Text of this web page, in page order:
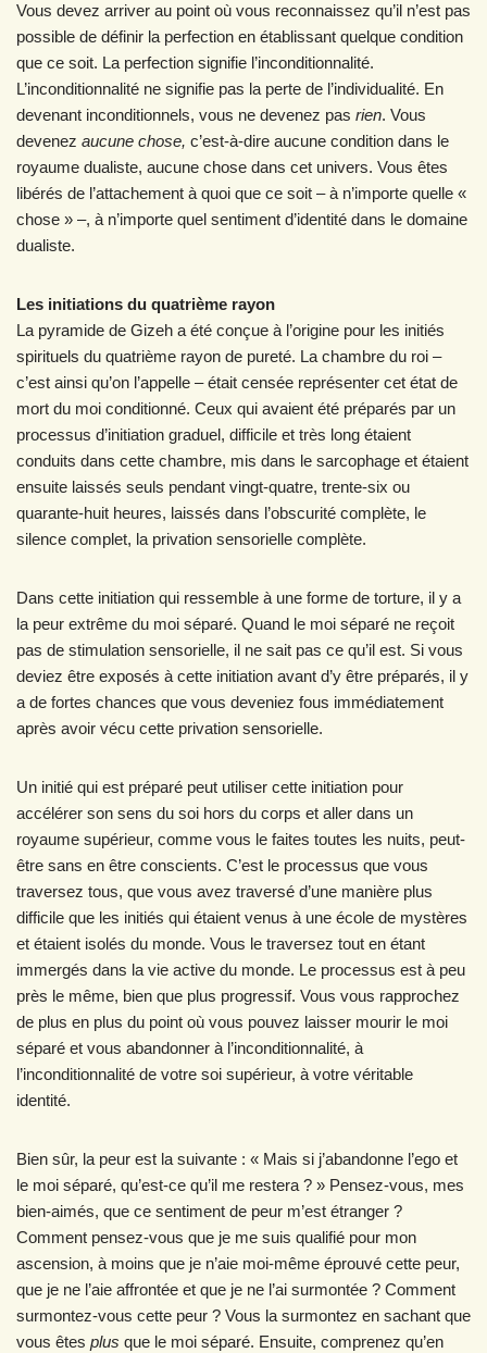
Vous devez arriver au point où vous reconnaissez qu’il n’est pas
possible de définir la perfection en établissant quelque condition
que ce soit. La perfection signifie l’inconditionnalité.
L’inconditionnalité ne signifie pas la perte de l’individualité. En
devenant inconditionnels, vous ne devenez pas rien. Vous
devenez aucune chose, c’est-à-dire aucune condition dans le
royaume dualiste, aucune chose dans cet univers. Vous êtes
libérés de l’attachement à quoi que ce soit – à n’importe quelle «
chose » –, à n’importe quel sentiment d’identité dans le domaine
dualiste.
Les initiations du quatrième rayon
La pyramide de Gizeh a été conçue à l’origine pour les initiés
spirituels du quatrième rayon de pureté. La chambre du roi –
c’est ainsi qu’on l’appelle – était censée représenter cet état de
mort du moi conditionné. Ceux qui avaient été préparés par un
processus d’initiation graduel, difficile et très long étaient
conduits dans cette chambre, mis dans le sarcophage et étaient
ensuite laissés seuls pendant vingt-quatre, trente-six ou
quarante-huit heures, laissés dans l’obscurité complète, le
silence complet, la privation sensorielle complète.
Dans cette initiation qui ressemble à une forme de torture, il y a
la peur extrême du moi séparé. Quand le moi séparé ne reçoit
pas de stimulation sensorielle, il ne sait pas ce qu’il est. Si vous
deviez être exposés à cette initiation avant d’y être préparés, il y
a de fortes chances que vous deveniez fous immédiatement
après avoir vécu cette privation sensorielle.
Un initié qui est préparé peut utiliser cette initiation pour
accélérer son sens du soi hors du corps et aller dans un
royaume supérieur, comme vous le faites toutes les nuits, peut-
être sans en être conscients. C’est le processus que vous
traversez tous, que vous avez traversé d’une manière plus
difficile que les initiés qui étaient venus à une école de mystères
et étaient isolés du monde. Vous le traversez tout en étant
immergés dans la vie active du monde. Le processus est à peu
près le même, bien que plus progressif. Vous vous rapprochez
de plus en plus du point où vous pouvez laisser mourir le moi
séparé et vous abandonner à l’inconditionnalité, à
l’inconditionnalité de votre soi supérieur, à votre véritable
identité.
Bien sûr, la peur est la suivante : « Mais si j’abandonne l’ego et
le moi séparé, qu’est-ce qu’il me restera ? » Pensez-vous, mes
bien-aimés, que ce sentiment de peur m’est étranger ?
Comment pensez-vous que je me suis qualifié pour mon
ascension, à moins que je n’aie moi-même éprouvé cette peur,
que je ne l’aie affrontée et que je ne l’ai surmontée ? Comment
surmontez-vous cette peur ? Vous la surmontez en sachant que
vous êtes plus que le moi séparé. Ensuite, comprenez qu’en